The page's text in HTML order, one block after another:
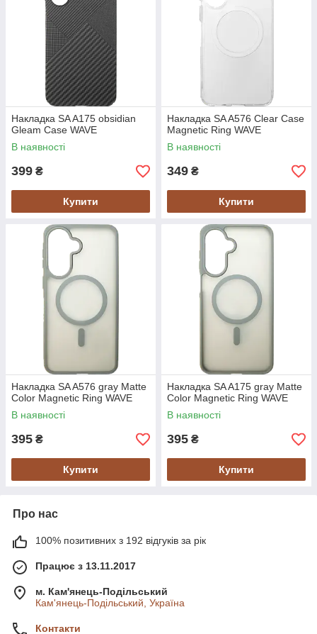
Накладка SA A175 obsidian
Gleam Case WAVE
В наявності
399 ₴
Купити
Накладка SA A576 Clear Case
Magnetic Ring WAVE
В наявності
349 ₴
Купити
Накладка SA A576 gray Matte
Color Magnetic Ring WAVE
В наявності
395 ₴
Купити
Накладка SA A175 gray Matte
Color Magnetic Ring WAVE
В наявності
395 ₴
Купити
Про нас
100% позитивних з 192 відгуків за рік
Працює з 13.11.2017
м. Кам'янець-Подільський
Кам'янець-Подільський, Україна
Контакти